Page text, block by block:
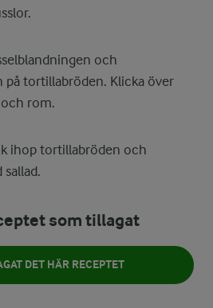
och
på tortillabröden. Klicka över
rom.
ihop tortillabröden och
sallad.
som tillagat
DET HÄR RECEPTET